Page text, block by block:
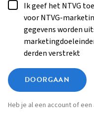
Ik geef het NTVG
voor NTVG-
gegevens worden
derden verstrekt
DOORGAAN
Heb je al een account of